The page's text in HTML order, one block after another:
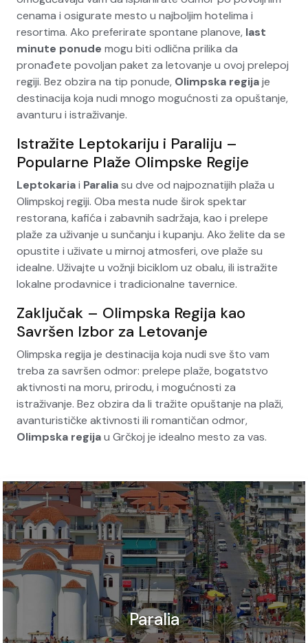
cenama i osigurate mesto u najboljim hotelima i
resortima. Ako preferirate spontane planove, last
minute ponude mogu biti odlična prilika da
pronađete povoljan paket za letovanje u ovoj prelepoj
regiji. Bez obzira na tip ponude, Olimpska regijaje
destinacija koja nudi mnogo mogućnosti za opuštanje,
avanturu i istraživanje.
Istražite Leptokariju i Paraliju –
Popularne Plaže Olimpske Regije
Leptokariai Paraliasu dve od najpoznatijih plaža u
Olimpskoj regiji. Oba mesta nude širok spektar
restorana, kafića i zabavnih sadržaja, kao i prelepe
plaže za uživanje u sunčanju i kupanju. Ako želite da se
opustite i uživate u mirnoj atmosferi, ove plaže su
idealne. Uživajte u vožnji biciklom uz obalu, ili istražite
lokalne prodavnice i tradicionalne tavernice.
Zaključak – Olimpska Regija kao
Savršen Izbor za Letovanje
Olimpska regija je destinacija koja nudi sve što vam
treba za savršen odmor: prelepe plaže, bogatstvo
aktivnosti na moru, prirodu, i mogućnosti za
istraživanje. Bez obzira da li tražite opuštanje na plaži,
avanturističke aktivnosti ili romantičan odmor,
Olimpska regijau Grčkoj je idealno mesto za vas.
Paralia